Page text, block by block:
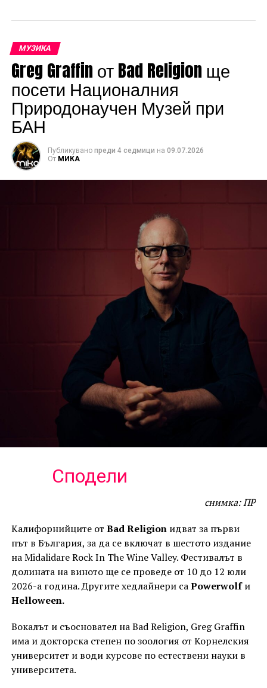
МУЗИКА
Greg Graffin от Bad Religion ще
посети Националния
Природонаучен Музей при
БАН
Публикувано преди 4 седмици на 09.07.2026
От МИКА
Сподели
снимка: ПР
Калифорнийците от Bad Religionидват за първи
път в България, за да се включат в шестото издание
на Midalidare Rock In The Wine Valley. Фестивалът в
долината на виното ще се проведе от 10 до 12 юли
2026-а година. Другите хедлайнери саPowerwolfи
Helloween.
Вокалът и съосновател на Bad Religion, Greg Graffin
има и докторска степен по зоология от Корнелския
университет и води курсове по естествени науки в
университета.